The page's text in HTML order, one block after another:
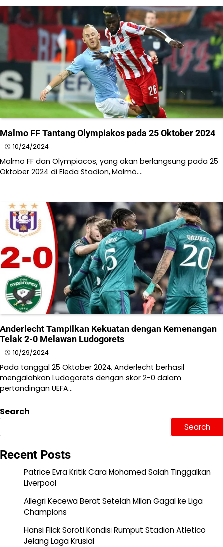
Malmo FF Tantang Olympiakos pada 25 Oktober 2024
10/24/2024
Malmo FF dan Olympiacos, yang akan berlangsung pada 25
Oktober 2024 di Eleda Stadion, Malmö.​…
Anderlecht Tampilkan Kekuatan dengan Kemenangan
Telak 2-0 Melawan Ludogorets
10/29/2024
Pada tanggal 25 Oktober 2024, Anderlecht berhasil
mengalahkan Ludogorets dengan skor 2-0 dalam
pertandingan UEFA…
Search
Search
Recent Posts
Patrice Evra Kritik Cara Mohamed Salah Tinggalkan
Liverpool
Allegri Kecewa Berat Setelah Milan Gagal ke Liga
Champions
Hansi Flick Soroti Kondisi Rumput Stadion Atletico
Jelang Laga Krusial